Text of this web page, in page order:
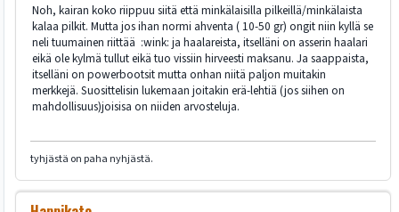
Noh, kairan koko riippuu siitä että minkälaisilla pilkeillä/minkälaista
kalaa pilkit. Mutta jos ihan normi ahventa ( 10-50 gr) ongit niin kyllä se
neli tuumainen riittää :wink: ja haalareista, itselläni on asserin haalari
eikä ole kylmä tullut eikä tuo vissiin hirveesti maksanu. Ja saappaista,
itselläni on powerbootsit mutta onhan niitä paljon muitakin
merkkejä. Suosittelisin lukemaan joitakin erä-lehtiä (jos siihen on
mahdollisuus)joisisa on niiden arvosteluja.
tyhjästä on paha nyhjästä.